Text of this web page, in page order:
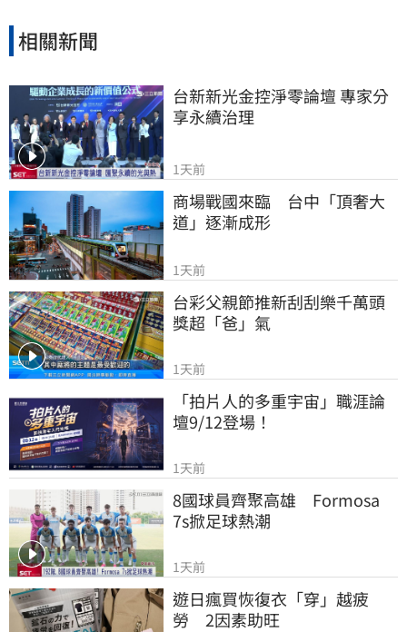
相關新聞
台新新光金控淨零論壇 專家分
享永續治理
1天前
商場戰國來臨　台中「頂奢大
道」逐漸成形
1天前
台彩父親節推新刮刮樂千萬頭
獎超「爸」氣
1天前
「拍片人的多重宇宙」職涯論
壇9/12登場！
1天前
8國球員齊聚高雄　Formosa
7s掀足球熱潮
1天前
遊日瘋買恢復衣「穿」越疲
勞　2因素助旺